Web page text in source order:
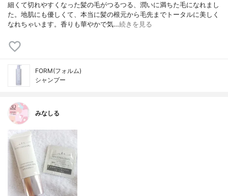
細くて切れやすくなった髪の毛がつるつる、潤いに満ちた毛になれまし
た。地肌にも優しくて、本当に髪の根元から毛先までトータルに美しく
なれちゃいます。香りも華やかで気…続きを見る
FORM(フォルム)
シャンプー
みなしる